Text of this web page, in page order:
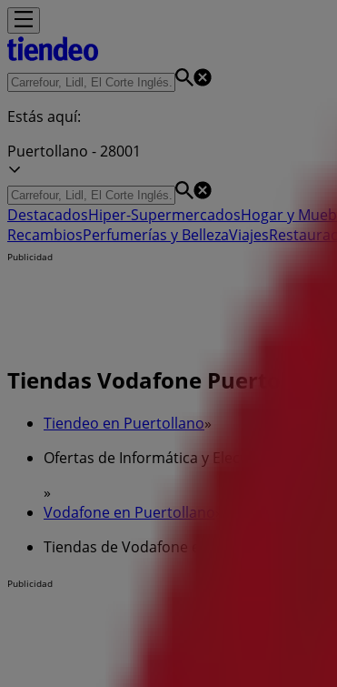
Estás aquí:
Puertollano - 28001
DestacadosHiper-SupermercadosHogar y
RecambiosPerfumerías y BellezaViajes
Publicidad
Tiendas Vodafone
Tiendeo en Puertollano»
Ofertas de Informática y Electrónica en
»
Vodafone en Puertollano
Tiendas de Vodafone en Puertollano
Publicidad